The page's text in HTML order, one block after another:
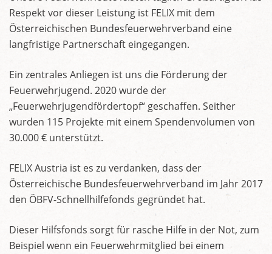
Respekt vor dieser Leistung ist FELIX mit dem
Österreichischen Bundesfeuerwehrverband eine
langfristige Partnerschaft eingegangen.
Ein zentrales Anliegen ist uns die Förderung der
Feuerwehrjugend. 2020 wurde der
„Feuerwehrjugendfördertopf“ geschaffen. Seither
wurden 115 Projekte mit einem Spendenvolumen von
30.000 € unterstützt.
FELIX Austria ist es zu verdanken, dass der
Österreichische Bundesfeuerwehrverband im Jahr 2017
den ÖBFV-Schnellhilfefonds gegründet hat.
Dieser Hilfsfonds sorgt für rasche Hilfe in der Not, zum
Beispiel wenn ein Feuerwehrmitglied bei einem